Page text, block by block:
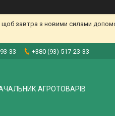
завтра з новими силами
33 +380 (93) 517-23-33
АГРОТОВАРІВ